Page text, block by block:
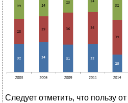
Следует отметить, что пользу